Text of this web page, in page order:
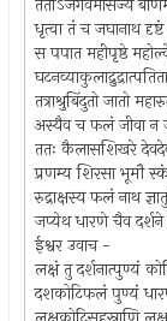
धृत्वा तं च जघानाथ
स पपात महीपृष्ठे
तत्राश्रुबिंदुतो जातो
अस्यैव च फलं जीवा न
ततः कैलासशिखरे
प्रणम्य शिरसा भूमौ
रुद्राक्षस्य फलं नाथ
जप्येथ धारणे चैव
ईश्वर उवाच -
लक्षं तु दर्शनात्पुण्यं
दशकोटिफलं पुण्यं